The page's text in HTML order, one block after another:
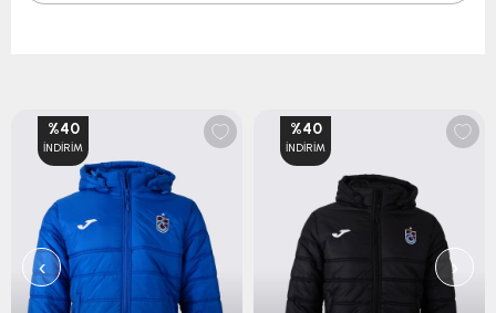
%40
İNDIRIM
%40
İNDIRIM
‹ ›